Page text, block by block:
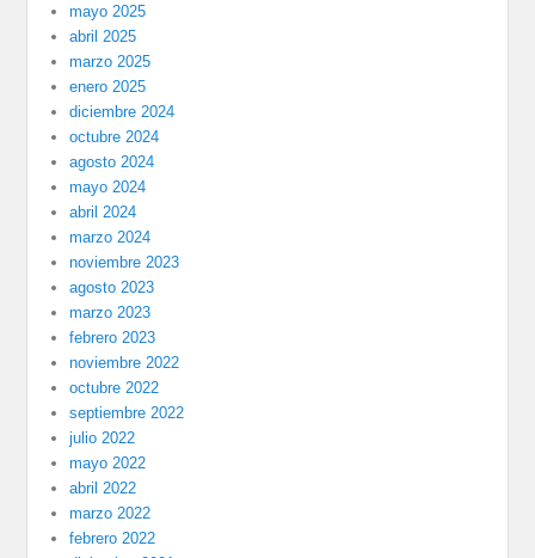
mayo 2025
abril 2025
marzo 2025
enero 2025
diciembre 2024
octubre 2024
agosto 2024
mayo 2024
abril 2024
marzo 2024
noviembre 2023
agosto 2023
marzo 2023
febrero 2023
noviembre 2022
octubre 2022
septiembre 2022
julio 2022
mayo 2022
abril 2022
marzo 2022
febrero 2022